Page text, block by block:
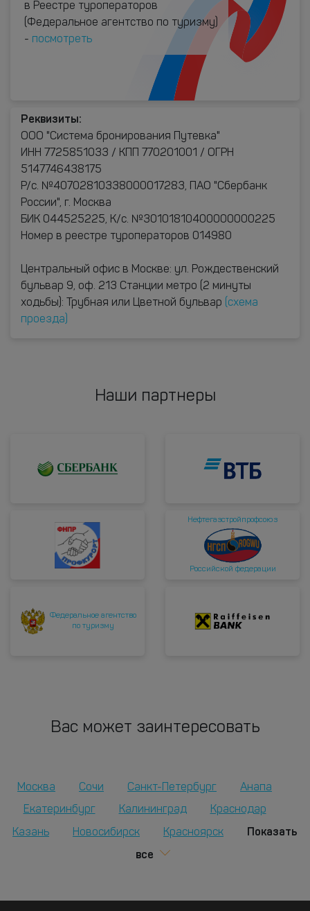
в Реестре туроператоров
(Федеральное агентство по туризму)
- посмотреть
Реквизиты:
ООО "Система бронирования Путевка"
ИНН 7725851033 / КПП 770201001 / ОГРН
5147746438175
Р/с. №40702810338000017283, ПАО "Сбербанк
России", г. Москва
БИК 044525225, К/с. №30101810400000000225
Номер в реестре туроператоров 014980
Центральный офис в Москве: ул. Рождественский
бульвар 9, оф. 213 Станции метро (2 минуты
ходьбы): Трубная или Цветной бульвар
(схема
проезда)
Наши партнеры
Нефтегазстройпрофсоюз
Российской федерации
Федеральное агентство
по туризму
Вас может заинтересовать
Москва Сочи Санкт-Петербург
Анапа
Екатеринбург
Калининград Краснодар
Казань Новосибирск Красноярск
Показать
все